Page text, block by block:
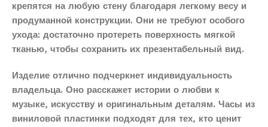
крепятся на любую стену благодаря легкому весу и
продуманной конструкции. Они не требуют особого
ухода: достаточно протереть поверхность мягкой
тканью, чтобы сохранить их презентабельный вид.
Изделие отлично подчеркнет индивидуальность
владельца. Оно расскажет истории о любви к
музыке, искусству и оригинальным деталям. Часы из
виниловой пластинки подходят для тех, кто ценит